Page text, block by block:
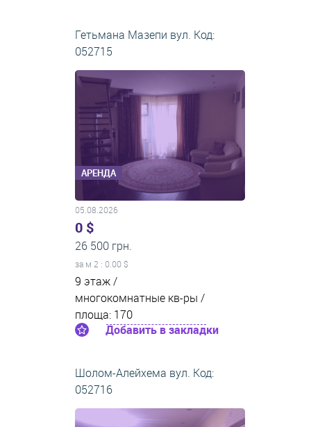
Гетьмана Мазепи вул. Код:
052715
АРЕНДА
05.08.2026
0 $
26 500 грн.
за м 2 : 0.00 $
9 этаж /
многокомнатные кв-ры /
площа: 170
Добавить в закладки
Шолом-Алейхема вул. Код:
052716